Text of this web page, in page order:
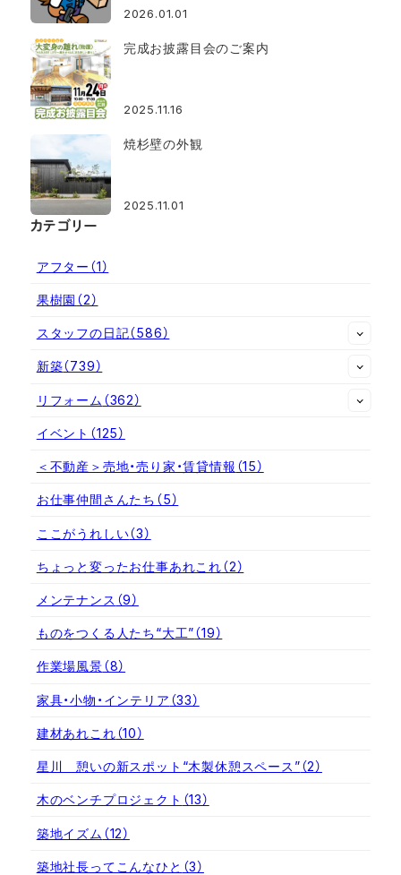
2026.01.01
完成お披露目会のご案内
2025.11.16
焼杉壁の外観
2025.11.01
カテゴリー
アフター （1）
果樹園 （2）
スタッフの日記（586）
新築（739）
リフォーム （362）
イベント （125）
＜不動産＞売地・売り家・賃貸情報 （15）
お仕事仲間さんたち （5）
ここがうれしい（3）
ちょっと変ったお仕事あれこれ（2）
メンテナンス （9）
ものをつくる人たち“大工”（19）
作業場風景（8）
家具・小物・インテリア （33）
建材あれこれ（10）
星川 憩いの新スポット“木製休憩スペース”（2）
木のベンチプロジェクト （13）
築地イズム （12）
築地社長ってこんなひと （3）